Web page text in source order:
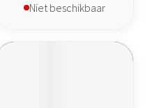
Niet beschikbaar